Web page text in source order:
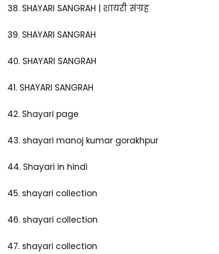
38. SHAYARI SANGRAH | शायरी संग्रह
39. SHAYARI SANGRAH
40. SHAYARI SANGRAH
41. SHAYARI SANGRAH
42. Shayari page
43. shayari manoj kumar gorakhpur
44. Shayari in hindi
45. shayari collection
46. shayari collection
47. shayari collection